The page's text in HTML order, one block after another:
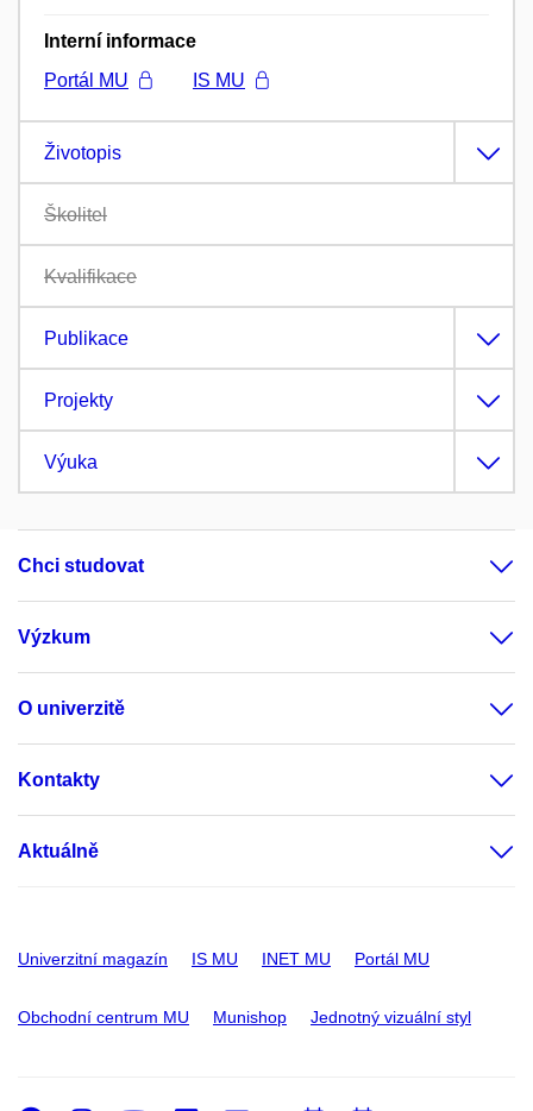
Interní informace
Portál MU
IS MU
Životopis
Školitel
Kvalifikace
Publikace
Projekty
Výuka
Chci studovat
Výzkum
O univerzitě
Kontakty
Aktuálně
Univerzitní magazín IS MU INET MU Portál MU
Obchodní centrum MU Munishop Jednotný vizuální styl